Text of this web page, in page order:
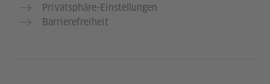
Privatsphäre-Einstellungen
Barrierefreiheit